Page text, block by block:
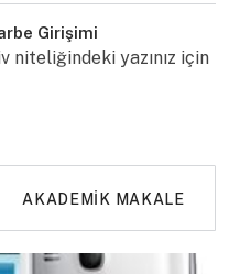
Girişimi
niteliğindeki yazınız için
AKADEMIK MAKALE